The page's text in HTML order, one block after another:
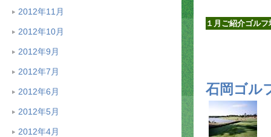
2012年11月
2012年10月
2012年9月
2012年7月
2012年6月
2012年5月
2012年4月
１月ご紹介ゴルフ
石岡ゴル